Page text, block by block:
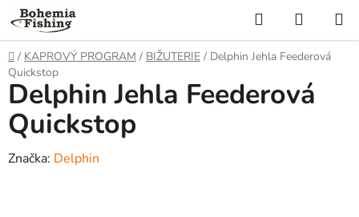
Přejít
na
obsah
Hledat
KOŠÍK
Domů
/ KAPROVÝ PROGRAM / BIŽUTERIE / Delphin Jehla Feederová
Quickstop
Delphin Jehla Feederová
Quickstop
Značka: Delphin